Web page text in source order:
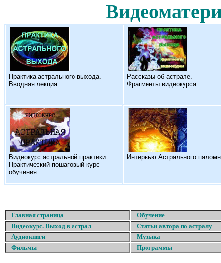
Практика астрального выхода.
Вводная лекция
Рассказы об астрале.
Фрагменты видеокурса
Видеокурс астральной практики.
Практический пошаговый курс
обучения
Интервью Астрального
Главная страница
Обучение
Видеокурс. Выход в астрал
Статьи автора по астралу
Аудиокниги
Музыка
Фильмы
Программы